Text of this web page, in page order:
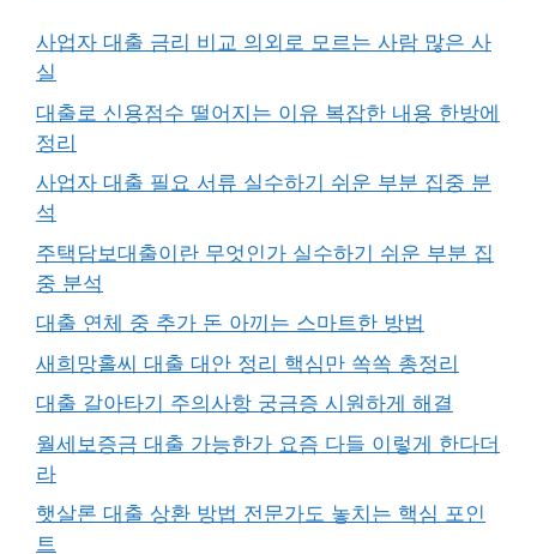
사업자 대출 금리 비교 의외로 모르는 사람 많은 사
실
대출로 신용점수 떨어지는 이유 복잡한 내용 한방에
정리
사업자 대출 필요 서류 실수하기 쉬운 부분 집중 분
석
주택담보대출이란 무엇인가 실수하기 쉬운 부분 집
중 분석
대출 연체 중 추가 돈 아끼는 스마트한 방법
새희망홀씨 대출 대안 정리 핵심만 쏙쏙 총정리
대출 갈아타기 주의사항 궁금증 시원하게 해결
월세보증금 대출 가능한가 요즘 다들 이렇게 한다더
라
햇살론 대출 상환 방법 전문가도 놓치는 핵심 포인
트